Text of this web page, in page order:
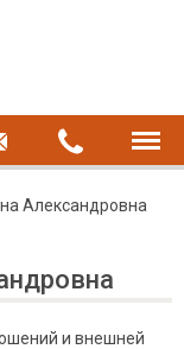
Александровна
и внешней